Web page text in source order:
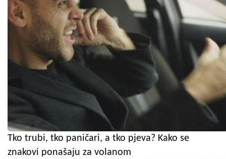
Tko trubi, tko paničari, a tko pjeva? Kako se
znakovi ponašaju za volanom